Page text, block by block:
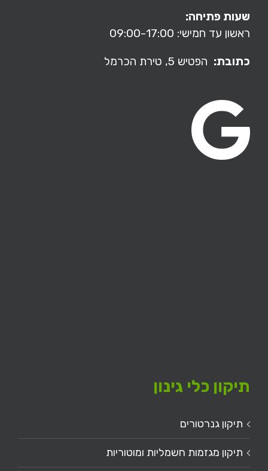
שעות פתיחה:
ראשון עד חמישי: 09:00-17:00
כתובת: הפטיש 5, טירת הכרמל
תיקון כלי גינון
תיקון גנרטורים
תיקון מגזמות חשמליות ומוטוריות